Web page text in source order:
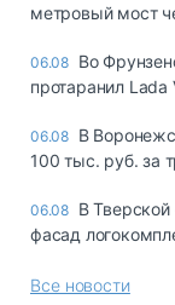
метровый мост
06.08 Во
протаранил Lada
06.08 В
100 тыс. руб. за
06.08 В
фасад
Все новости